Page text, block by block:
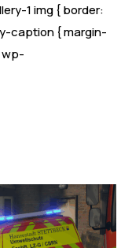
1 img { border:
caption { margin-
wp-